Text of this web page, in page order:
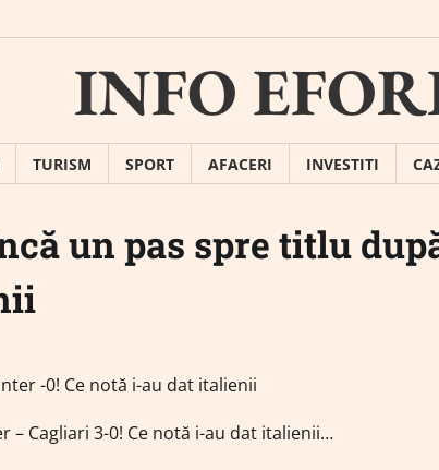
INFO
TURISM SPORT AFACERI INVESTITI
un pas spre titlu
– Cagliari 3-0! Ce notă i-au dat italienii…